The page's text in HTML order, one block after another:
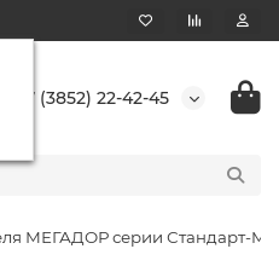
+7 (3852) 22-42-45
МЕГАДОР серии Стандарт-MR